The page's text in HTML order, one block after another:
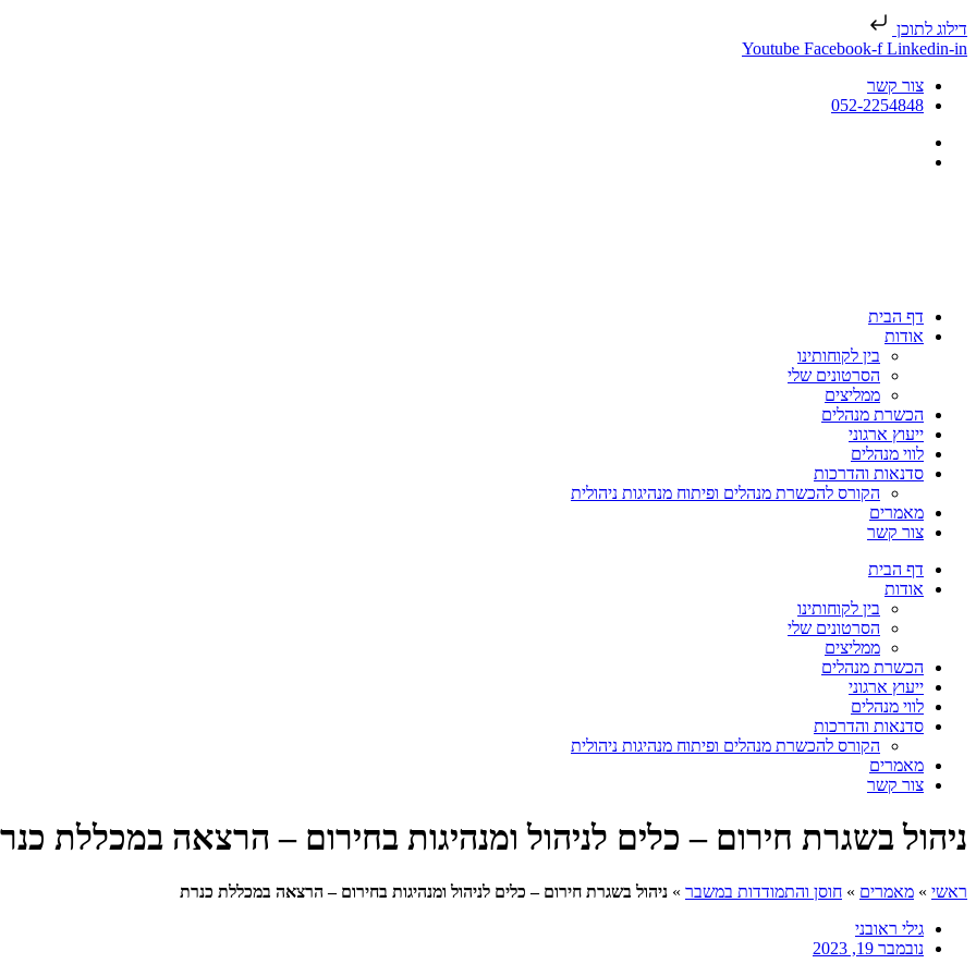
דילוג לתוכן
Youtube Facebook-f Linkedin-in
צור קשר
052-2254848
דף הבית
אודות
בין לקוחותינו
הסרטונים שלי
ממליצים
הכשרת מנהלים
ייעוץ ארגוני
לווי מנהלים
סדנאות והדרכות
הקורס להכשרת מנהלים ופיתוח מנהיגות ניהולית
מאמרים
צור קשר
דף הבית
אודות
בין לקוחותינו
הסרטונים שלי
ממליצים
הכשרת מנהלים
ייעוץ ארגוני
לווי מנהלים
סדנאות והדרכות
הקורס להכשרת מנהלים ופיתוח מנהיגות ניהולית
מאמרים
צור קשר
ניהול בשגרת חירום – כלים לניהול ומנהיגות בחירום – הרצאה במכללת
ראשי » מאמרים » חוסן והתמודדות במשבר » ניהול בשגרת חירום – כלים לניהול ומנהיגות בחירום – הרצאה במכללת כנרת
גילי ראובני
נובמבר 19, 2023